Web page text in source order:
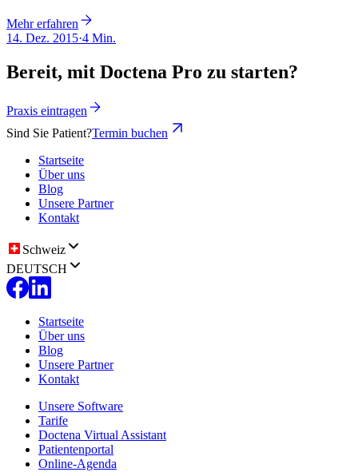
Mehr erfahren
14. Dez. 2015·4 Min.
Bereit, mit Doctena Pro zu starten?
Praxis eintragen
Sind Sie Patient?Termin buchen
Startseite
Über uns
Blog
Unsere Partner
Kontakt
Schweiz
DEUTSCH
Startseite
Über uns
Blog
Unsere Partner
Kontakt
Unsere Software
Tarife
Doctena Virtual Assistant
Patientenportal
Online-Agenda